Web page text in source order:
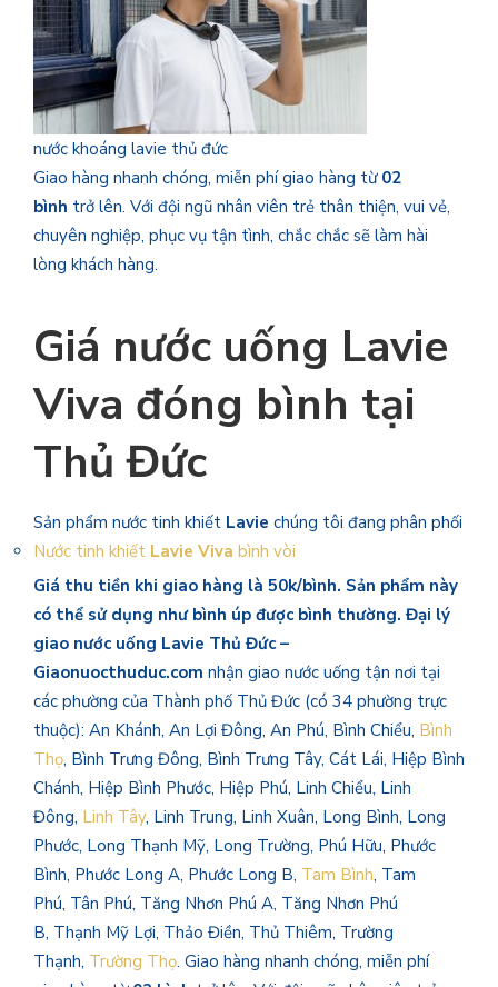
nước khoáng lavie thủ đức
Giao hàng nhanh chóng, miễn phí giao hàng từ 02
bình trở lên. Với đội ngũ nhân viên trẻ thân thiện, vui vẻ,
chuyên nghiệp, phục vụ tận tình, chắc chắc sẽ làm hài
lòng khách hàng.
Giá nước uống Lavie
Viva đóng bình tại
Thủ Đức
Sản phẩm nước tinh khiết Lavie chúng tôi đang phân phối
Nước tinh khiết Lavie Viva bình vòi
Giá thu tiền khi giao hàng là 50k/bình. Sản phẩm này
có thể sử dụng như bình úp được bình thường. Đại lý
giao nước uống Lavie Thủ Đức –
Giaonuocthuduc.com nhận giao nước uống tận nơi tại
các phường của Thành phố Thủ Đức (có 34 phường trực
thuộc): An Khánh, An Lợi Đông, An Phú, Bình Chiểu, Bình
Thọ, Bình Trưng Đông, Bình Trưng Tây, Cát Lái, Hiệp Bình
Chánh, Hiệp Bình Phước, Hiệp Phú, Linh Chiểu, Linh
Đông, Linh Tây, Linh Trung, Linh Xuân, Long Bình, Long
Phước, Long Thạnh Mỹ, Long Trường, Phú Hữu, Phước
Bình, Phước Long A, Phước Long B, Tam Bình, Tam
Phú, Tân Phú, Tăng Nhơn Phú A, Tăng Nhơn Phú
B, Thạnh Mỹ Lợi, Thảo Điền, Thủ Thiêm, Trường
Thạnh, Trường Thọ. Giao hàng nhanh chóng, miễn phí